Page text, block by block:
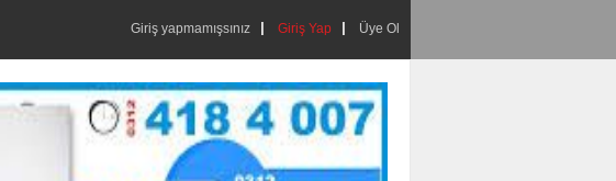
Üye Ol
Giriş Yap
Giriş yapmamışsınız